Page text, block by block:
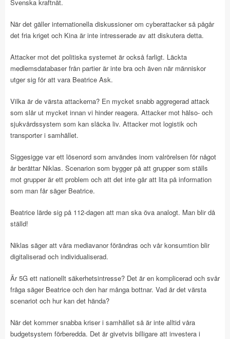
Svenska kraftnät.
När det gäller internationella diskussioner om cyberattacker så pågår
det fria kriget och Kina är inte intresserade av att diskutera detta.
Attacker mot det politiska systemet är också farligt. Läckta
medlemsdatabaser från partier är inte bra och även när människor
utger sig för att vara Beatrice Ask.
Vilka är de värsta attackerna? En mycket snabb aggregerad attack
som slår ut mycket innan vi hinder reagera. Attacker mot hälso- och
sjukvårdssystem som kan släcka liv. Attacker mot logistik och
transporter i samhället.
Siggesigge var ett lösenord som användes inom valrörelsen för något
år berättar Niklas. Scenarion som bygger på att grupper som ställs
mot grupper är ett problem och att det inte går att lita på information
som man får säger Beatrice.
Beatrice lärde sig på 112-dagen att man ska öva analogt. Man blir då
ställd!
Niklas säger att våra mediavanor förändras och vår konsumtion blir
digitaliserad och individualiserad.
Är 5G ett nationellt säkerhetsintresse? Det är en komplicerad och svår
fråga säger Beatrice och den har många bottnar. Vad är det värsta
scenariot och hur kan det hända?
När det kommer snabba kriser i samhället så är inte alltid våra
budgetsystem förberedda. Det är givetvis billigare att investera i